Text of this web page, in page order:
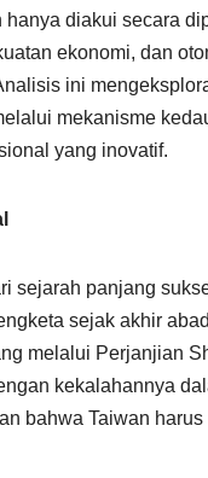
diakui secara
ekonomi, dan
ini
mekanisme
yang inovatif.
sejarah panjang
sejak akhir
melalui Perjanjian
kekalahannya
bahwa Taiwan